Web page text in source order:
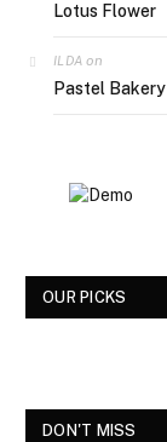
Lotus Flower
ILDA on
Pastel Bakery
OUR PICKS
DON'T MISS